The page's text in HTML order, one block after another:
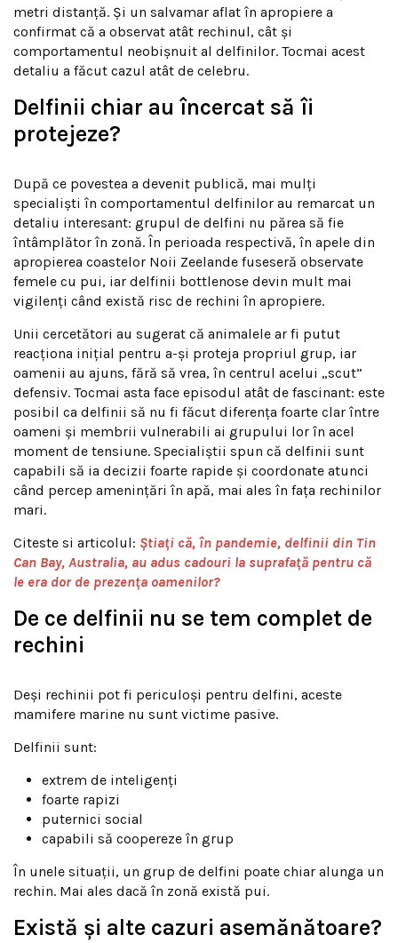
metri distanță. Și un salvamar aflat în apropiere a
confirmat că a observat atât rechinul, cât și
comportamentul neobișnuit al delfinilor. Tocmai acest
detaliu a făcut cazul atât de celebru.
Delfinii chiar au încercat să îi
protejeze?
După ce povestea a devenit publică, mai mulți
specialiști în comportamentul delfinilor au remarcat un
detaliu interesant: grupul de delfini nu părea să fie
întâmplător în zonă. În perioada respectivă, în apele din
apropierea coastelor Noii Zeelande fuseseră observate
femele cu pui, iar delfinii bottlenose devin mult mai
vigilenți când există risc de rechini în apropiere.
Unii cercetători au sugerat că animalele ar fi putut
reacționa inițial pentru a-și proteja propriul grup, iar
oamenii au ajuns, fără să vrea, în centrul acelui „scut”
defensiv. Tocmai asta face episodul atât de fascinant: este
posibil ca delfinii să nu fi făcut diferența foarte clar între
oameni și membrii vulnerabili ai grupului lor în acel
moment de tensiune. Specialiștii spun că delfinii sunt
capabili să ia decizii foarte rapide și coordonate atunci
când percep amenințări în apă, mai ales în fața rechinilor
mari.
Citeste si articolul: Știați că, în pandemie, delfinii din Tin
Can Bay, Australia, au adus cadouri la suprafață pentru că
le era dor de prezența oamenilor?
De ce delfinii nu se tem complet de
rechini
Deși rechinii pot fi periculoși pentru delfini, aceste
mamifere marine nu sunt victime pasive.
Delfinii sunt:
extrem de inteligenți
foarte rapizi
puternici social
capabili să coopereze în grup
În unele situații, un grup de delfini poate chiar alunga un
rechin. Mai ales dacă în zonă există pui.
Există și alte cazuri asemănătoare?